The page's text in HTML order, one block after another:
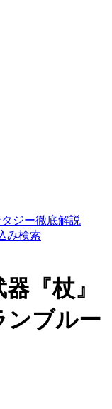
ジー徹底解説
み検索
『杖』
ンブルー